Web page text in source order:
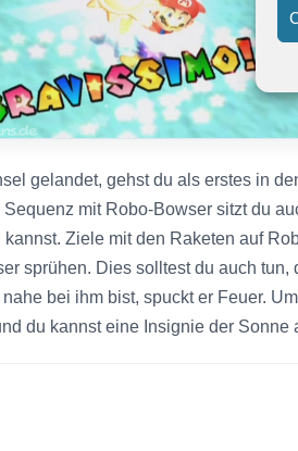
gelandet, gehst du als erstes in
Sequenz mit Robo-Bowser sitzt du
kannst. Ziele mit den Raketen auf
sprühen. Dies solltest du auch
bei ihm bist, spuckt er Feuer.
du kannst eine Insignie der Sonne